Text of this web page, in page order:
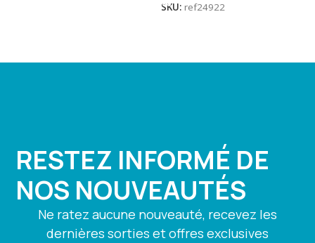
SKU: ref24922
RESTEZ INFORMÉ DE
NOS NOUVEAUTÉS
Ne ratez aucune nouveauté, recevez les
dernières sorties et offres exclusives